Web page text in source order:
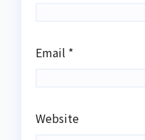
Email *
Website